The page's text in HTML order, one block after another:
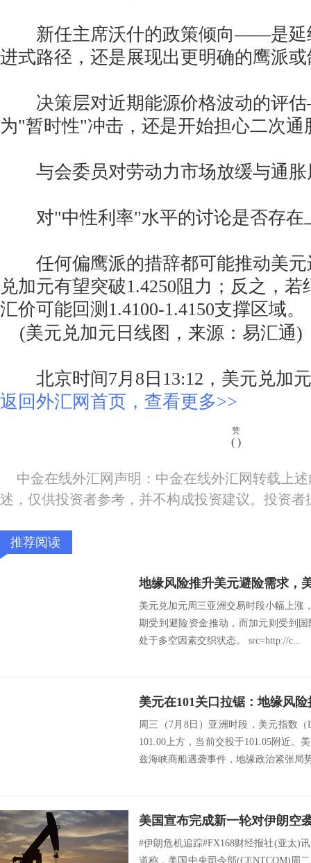
新任主席沃什的政策倾向——是延
进式路径，还是展现出更明确的鹰派
决策层对近期能源价格波动的评
为"暂时性"冲击，还是开始担心二次通
与会委员对劳动力市场放缓与通胀
对"中性利率"水平的讨论是否存在
任何偏鹰派的措辞都可能推动美元
兑加元有望突破1.4250阻力；反之，
汇价可能回测1.4100-1.4150支撑区域。
(美元兑加元日线图，来源：易汇通)
北京时间7月8日13:12，美元兑加元
返回外汇网首页，查看更多>>
赞
( )
中金在线外汇网声明：中金在线外汇网转载上
述，仅供投资者参考，并不构成投资建议。投资
推荐阅读
地缘风险推升美元避险需求，
美元兑加元周三亚洲交易时段小幅上涨
期受到避险资金推动，而加元则受到
处于多空因素交织状态。 src=http://c...
周三（7月8日）亚洲时段，美元指数
101.00上方，当前交投于101.05附近。
兹海峡商船遇袭事件，地缘政治紧张局
#伊朗危机追踪#FX168财经报社(亚太)
道称，美国中央司令部(CENTCOM)周